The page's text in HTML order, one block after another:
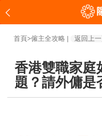
首頁>僱主全攻略 返回上一
香港雙職家庭
題？請外傭是